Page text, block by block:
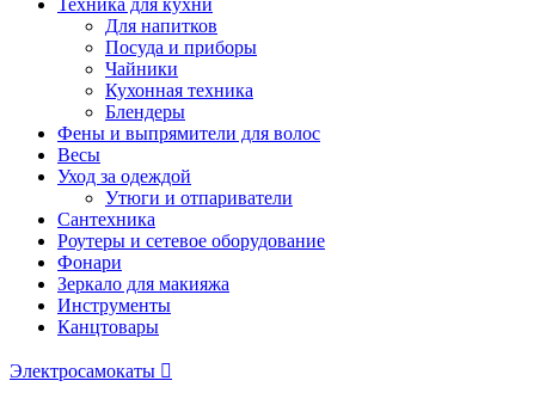
Техника для кухни
Для напитков
Посуда и приборы
Чайники
Кухонная техника
Блендеры
Фены и выпрямители для волос
Весы
Уход за одеждой
Утюги и отпариватели
Сантехника
Роутеры и сетевое оборудование
Фонари
Зеркало для макияжа
Инструменты
Канцтовары
Электросамокаты